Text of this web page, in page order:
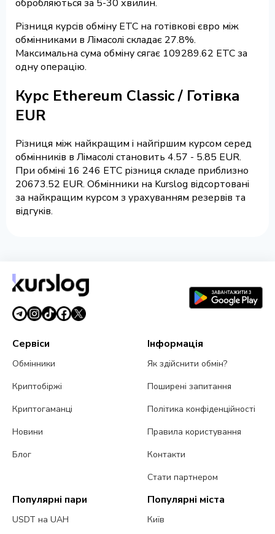
обробляються за 5-30 хвилин.
Різниця курсів обміну ETC на готівкові євро між
обмінниками в Лімасолі складає 27.8%.
Максимальна сума обміну сягає 109289.62 ETC за
одну операцію.
Курс Ethereum Classic / Готівка
EUR
Різниця між найкращим і найгіршим курсом серед
обмінників в Лімасолі становить 4.57 - 5.85 EUR.
При обміні 16 246 ETC різниця складе приблизно
20673.52 EUR. Обмінники на Kurslog відсортовані
за найкращим курсом з урахуванням резервів та
відгуків.
Сервіси
Обмінники
Криптобіржі
Криптогаманці
Новини
Блог
Інформація
Як здійснити обмін?
Поширені запитання
Політика конфіденційності
Правила користування
Контакти
Стати партнером
Популярні пари
USDT на UAH
Популярні міста
Київ